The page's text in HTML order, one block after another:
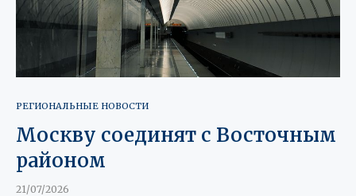
РЕГИОНАЛЬНЫЕ НОВОСТИ
Москву соединят с Восточным
районом
21/07/2026